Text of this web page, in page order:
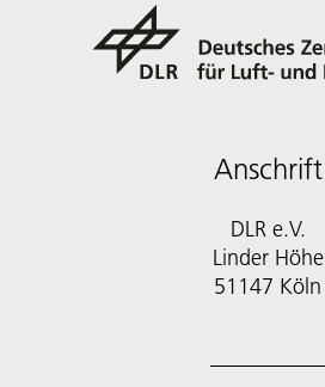
Anschrift
DLR e.V.
Linder Höhe
51147 Köln